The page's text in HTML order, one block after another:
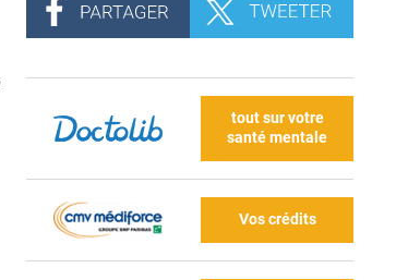
tout sur votre
santé mentale
Vos crédits